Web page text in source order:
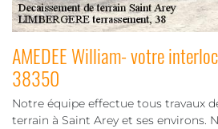
AMEDEE William- votre
38350
Notre équipe effectue tous travaux
terrain à Saint Arey et ses environs.